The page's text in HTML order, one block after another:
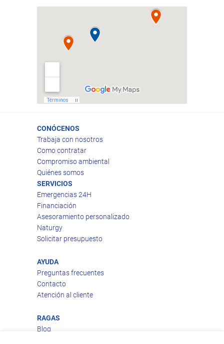
CONÓCENOS
Trabaja con nosotros
Como contratar
Compromiso ambiental
Quiénes somos
SERVICIOS
Emergencias 24H
Financiación
Asesoramiento personalizado
Naturgy
Solicitar presupuesto
AYUDA
Preguntas frecuentes
Contacto
Atención al cliente
RAGAS
Blog